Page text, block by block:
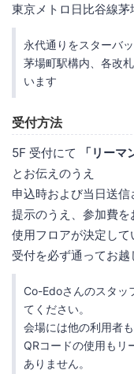
東京メトロ日比谷線
永代通りをスターバ
茅場町駅構内、各改
います
受付方法
5F 受付にて
「リー
とお伝えのうえ
申込時および当日送
提示のうえ、参加費を
使用フロアが決定し
受付を必ず通ってお越
Co-Edoさんのスタッ
てください。
会場には他の利用者
QRコードの使用もリ
ありません。